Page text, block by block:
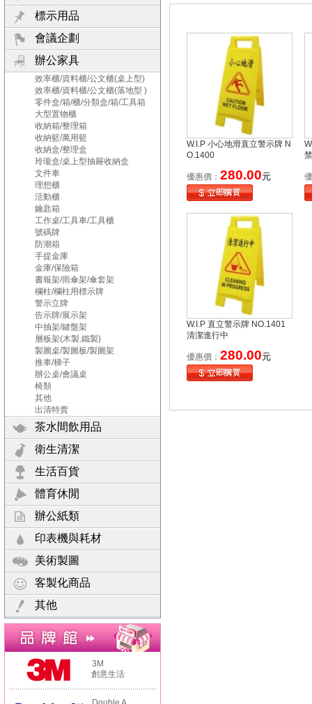
標示用品
會議企劃
辦公家具
效率櫃/資料櫃/公文櫃(桌上型)
效率櫃/資料櫃/公文櫃(落地型 )
零件盒/箱/櫃/分類盒/箱/工具箱
大型置物櫃
收納箱/整理箱
收納籃/萬用籃
收納盒/整理盒
玲瓏盒/桌上型抽屜收納盒
文件車
理想櫃
活動櫃
鑰匙箱
工作桌/工具車/工具櫃
號碼牌
防潮箱
手提金庫
金庫/保險箱
書報架/雨傘架/傘套架
欄柱/欄柱用標示牌
警示立牌
告示牌/展示架
中抽架/鍵盤架
層板架(木製.鐵製)
製圖桌/製圖板/製圖架
推車/梯子
辦公桌/會議桌
椅類
其他
出清特賣
茶水間飲用品
衛生清潔
生活百貨
體育休閒
辦公紙類
印表機與耗材
美術製圖
客製化商品
其他
3M
創意生活
W.I.P 小心地滑直立警示牌 N
O.1400
優惠價： 280.00元
W.I.P 直立警示牌 NO.1401
清潔進行中
優惠價： 280.00元